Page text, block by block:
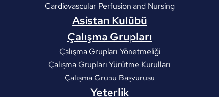
Cardiovascular Perfusion and Nursing
Asistan Kulübü
Çalışma Grupları
Çalışma Grupları Yönetmeliği
Çalışma Grupları Yürütme Kurulları
Çalışma Grubu Başvurusu
Yeterlik